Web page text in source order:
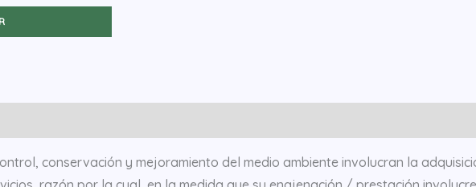
conservación y mejoramiento del medio ambiente involucran la